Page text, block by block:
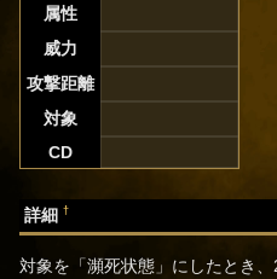
属性
威力
攻撃距離
対象
CD
詳細†
対象を「瀕死状態」にしたとき